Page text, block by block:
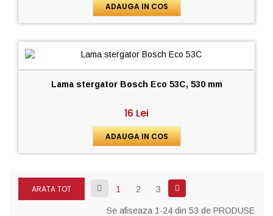
ADAUGA IN COS
Lama stergator Bosch Eco 53C, 530 mm
16 Lei
ADAUGA IN COS
ARATA TOT 1 2 3
Se afiseaza 1-24 din 53 de PRODUSE